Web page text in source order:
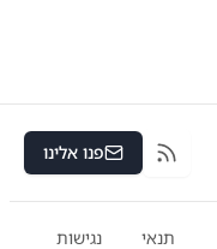
RSS פנו אלינו
תנאי נגישות